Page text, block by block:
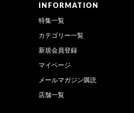
INFORMATION
特集一覧
カテゴリー一覧
新規会員登録
マイページ
メールマガジン購読
店舗一覧